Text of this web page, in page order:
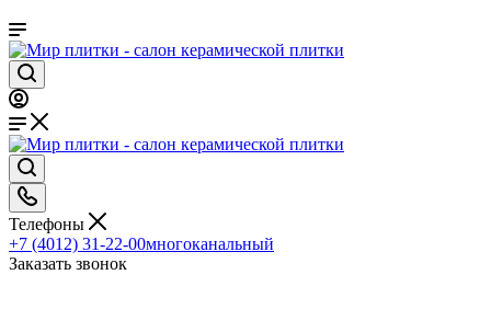
Телефоны
+7 (4012) 31-22-00многоканальный
Заказать звонок